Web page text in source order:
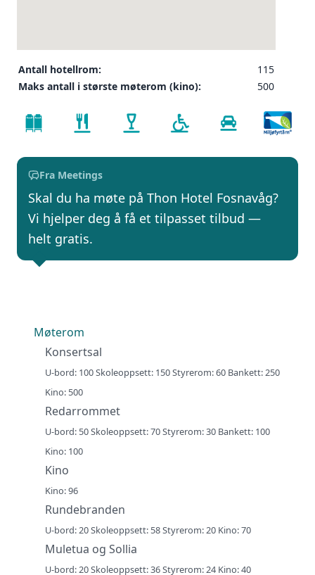
Antall hotellrom:
115
Maks antall i største møterom (kino):
500
Fra Meetings
Skal du ha møte på Thon Hotel Fosnavåg?
Vi hjelper deg å få et tilpasset tilbud —
helt gratis.
Møterom
Konsertsal
U-bord: 100 Skoleoppsett: 150 Styrerom: 60 Bankett: 250
Kino: 500
Redarrommet
U-bord: 50 Skoleoppsett: 70 Styrerom: 30 Bankett: 100
Kino: 100
Kino
Kino: 96
Rundebranden
U-bord: 20 Skoleoppsett: 58 Styrerom: 20 Kino: 70
Muletua og Sollia
U-bord: 20 Skoleoppsett: 36 Styrerom: 24 Kino: 40